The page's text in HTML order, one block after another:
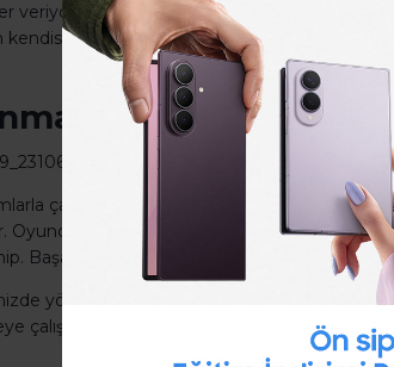
veriyor. Onları ciddi olarak dinleyip, özgün
hem ekibine büyük katkı sağlayan
çalışsa da Obradoviç oyuncuların kim
Oyuncu üzerinde bu adalet hissi performansa
Başarılı koç bu etkeni de bir olay üzerinden
yönetim Buck Johnson’la görüşüp ‘en
çalışıyordu. Akşam tekrar salona girdiğimde